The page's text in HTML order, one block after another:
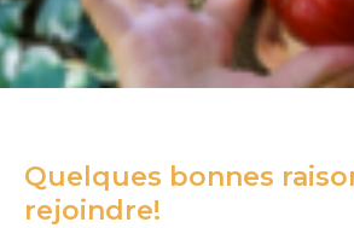
Quelques bonnes
rejoindre!